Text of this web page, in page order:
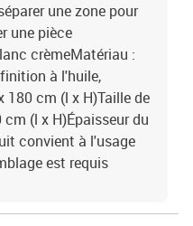
une zone pour
une pièce
crèmeMatériau :
à l'huile,
cm (l x H)Taille de
(l x H)Épaisseur du
convient à l'usage
est requis